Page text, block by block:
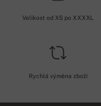
Velikost od XS po XXXXL
Rychlá výměna zboží